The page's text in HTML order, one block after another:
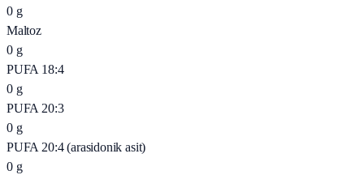
0 g
Maltoz
0 g
PUFA 18:4
0 g
PUFA 20:3
0 g
PUFA 20:4 (arasidonik asit)
0 g